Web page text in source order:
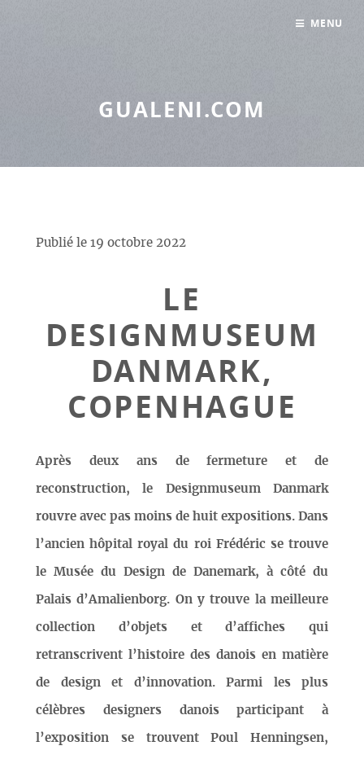
GUALENI.COM
Publié le 19 octobre 2022
LE
DESIGNMUSEUM
DANMARK,
COPENHAGUE
Après deux ans de fermeture et de
reconstruction, le Designmuseum Danmark
rouvre avec pas moins de huit expositions. Dans
l’ancien hôpital royal du roi Frédéric se trouve
le Musée du Design de Danemark, à côté du
Palais d’Amalienborg. On y trouve la meilleure
collection d’objets et d’affiches qui
retranscrivent l’histoire des danois en matière
de design et d’innovation. Parmi les plus
célèbres designers danois participant à
l’exposition se trouvent Poul Henningsen,
MENU